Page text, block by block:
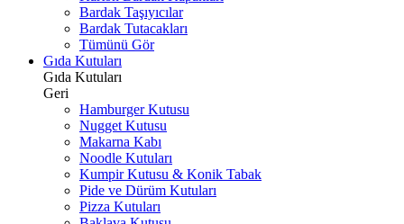
Bardak Taşıyıcılar
Bardak Tutacakları
Tümünü Gör
Gıda Kutuları
Gıda Kutuları
Geri
Hamburger Kutusu
Nugget Kutusu
Makarna Kabı
Noodle Kutuları
Kumpir Kutusu & Konik Tabak
Pide ve Dürüm Kutuları
Pizza Kutuları